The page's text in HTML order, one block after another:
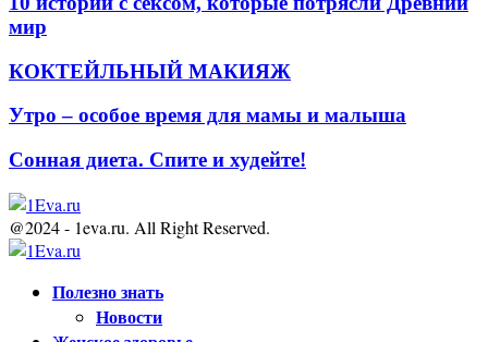
мир
КОКТЕЙЛЬНЫЙ МАКИЯЖ
Утро – особое время для мамы и малыша
Сонная диета. Спите и худейте!
@2024 - 1eva.ru. All Right Reserved.
Полезно знать
Новости